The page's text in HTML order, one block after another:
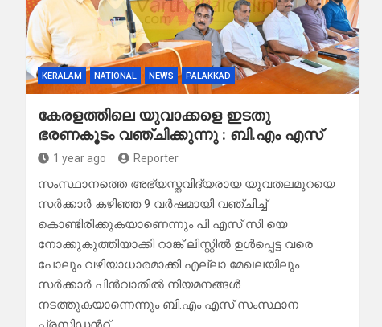
KERALAM NATIONAL NEWS PALAKKAD
കേരളത്തിലെ യുവാക്കളെ ഇടതു
ഭരണകൂടം വഞ്ചിക്കുന്നു : ബി.എം എസ്
1 year ago Reporter
സംസ്ഥാനത്തെ അഭ്യസ്തവിദ്യരായ യുവതലമുറയെ
സർക്കാർ കഴിഞ്ഞ 9 വർഷമായി വഞ്ചിച്ച്
കൊണ്ടിരിക്കുകയാണെന്നും പി എസ് സി യെ
നോക്കുകുത്തിയാക്കി റാങ്ക് ലിസ്റ്റിൽ ഉൾപ്പെട്ട വരെ
പോലും വഴിയാധാരമാക്കി എല്ലാ മേഖലയിലും
സർക്കാർ പിൻവാതിൽ നിയമനങ്ങൾ
നടത്തുകയാന്നെന്നും ബി.എം എസ് സംസ്ഥാന